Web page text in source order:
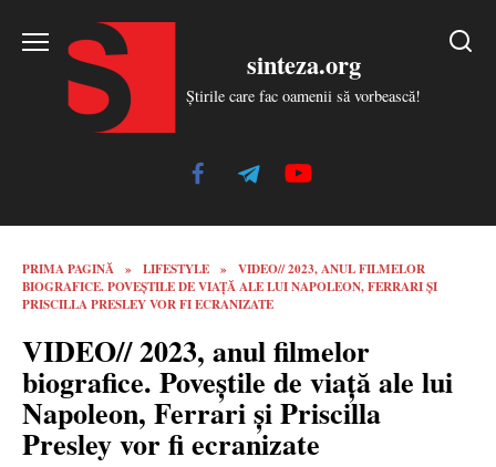
sinteza.org
Știrile care fac oamenii să vorbească!
PRIMA PAGINĂ » LIFESTYLE »
VIDEO// 2023, ANUL FILMELOR
BIOGRAFICE. POVEȘTILE DE VIAȚĂ ALE LUI NAPOLEON, FERRARI ȘI
PRISCILLA PRESLEY VOR FI ECRANIZATE
VIDEO// 2023, anul filmelor
biografice. Poveștile de viață ale lui
Napoleon, Ferrari și Priscilla
Presley vor fi ecranizate